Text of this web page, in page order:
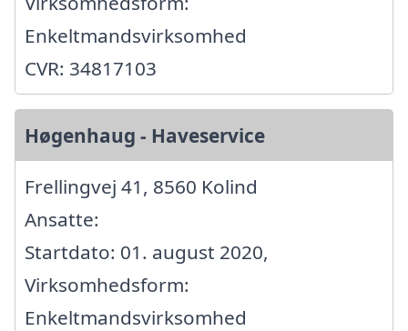
Enkeltmandsvirksomhed
CVR: 34817103
Høgenhaug - Haveservice
Frellingvej 41, 8560 Kolind
Ansatte:
Startdato: 01. august 2020,
Virksomhedsform:
Enkeltmandsvirksomhed